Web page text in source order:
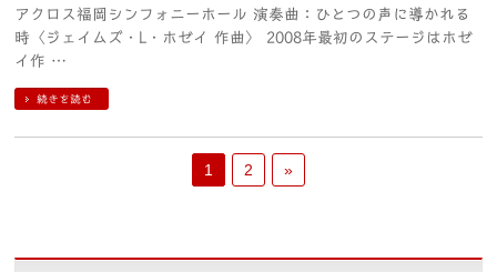
アクロス福岡シンフォニーホール 演奏曲：ひとつの声に導かれる
時〈ジェイムズ・L・ホゼイ 作曲〉 2008年最初のステージはホゼ
イ作 …
続きを読む
1 2 »